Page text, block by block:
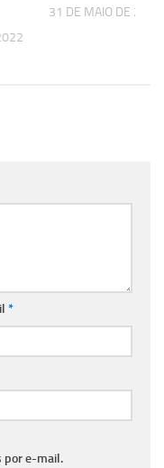
31 DE MAIO DE 2022
*
por e-mail.